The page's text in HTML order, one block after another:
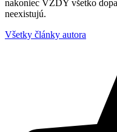
nakoniec VŽDY všetko
neexistujú.
Všetky články autora